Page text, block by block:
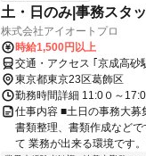
土・日のみ|事務スタ
株式会社アイオートプロ
時給1,500円以上
交通・アクセス ｢京成高砂
東京都東京23区葛飾区
勤務時間詳細 11:0０～
仕事内容 ■土日の事務大募
書類整理、書類作成など
て 業務が出来る環境です